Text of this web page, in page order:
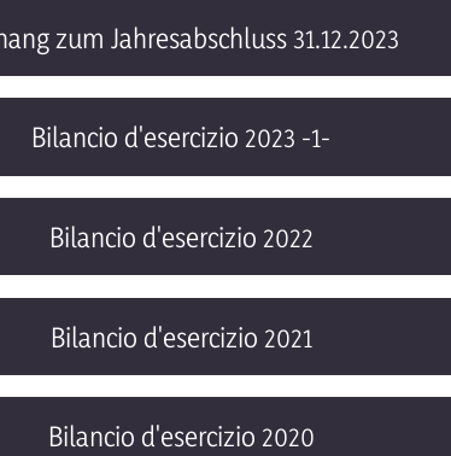
zum Jahresabschluss 31.12.2023
Bilancio d'esercizio 2023 -1-
Bilancio d'esercizio 2022
Bilancio d'esercizio 2021
Bilancio d'esercizio 2020